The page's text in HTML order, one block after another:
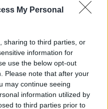
My Personal
sharing to third parties, or
information for
use the below opt-out
Please note that after your
may continue seeing
information utilized by
to third parties prior to
$83,270.00
$0.032